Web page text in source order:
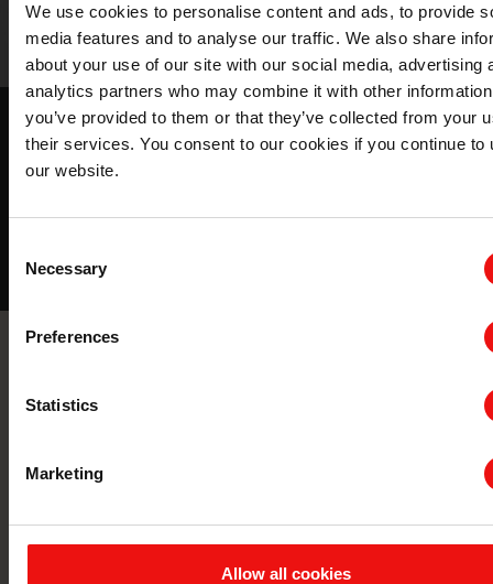
We use cookies to personalise content and ads, to provide
media features and to analyse our traffic. We also share
about your use of our site with our social media, advertising
analytics partners who may combine it with other
you’ve provided to them or that they’ve collected from your
their services. You consent to our cookies if you continue to
our website.
Selection
Necessary
Preferences
Statistics
Marketing
Allow all cookies
用于太阳能电池板的电子有机硅粘合剂
从本手册中了解STARSIL星硅® 用于太阳能电池板的优势
联系